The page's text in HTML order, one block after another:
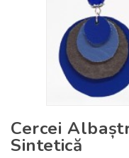
Cercei
Sintetică